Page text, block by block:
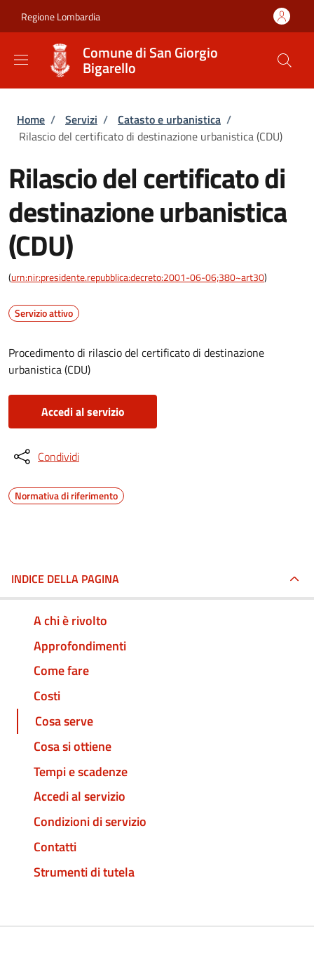
Regione Lombardia
Comune di San Giorgio
Bigarello
Briciole di pane
Home / Servizi / Catasto e urbanistica /
Rilascio del certificato di destinazione urbanistica (CDU)
Rilascio del certificato di
destinazione urbanistica
(CDU)
(urn:nir:presidente.repubblica:decreto:2001-06-06;380~art30)
Servizio attivo
Procedimento di rilascio del certificato di destinazione
urbanistica (CDU)
Accedi al servizio
Condividi
Normativa di riferimento
INDICE DELLA PAGINA
A chi è rivolto
Approfondimenti
Come fare
Costi
Cosa serve
Cosa si ottiene
Tempi e scadenze
Accedi al servizio
Condizioni di servizio
Contatti
Strumenti di tutela